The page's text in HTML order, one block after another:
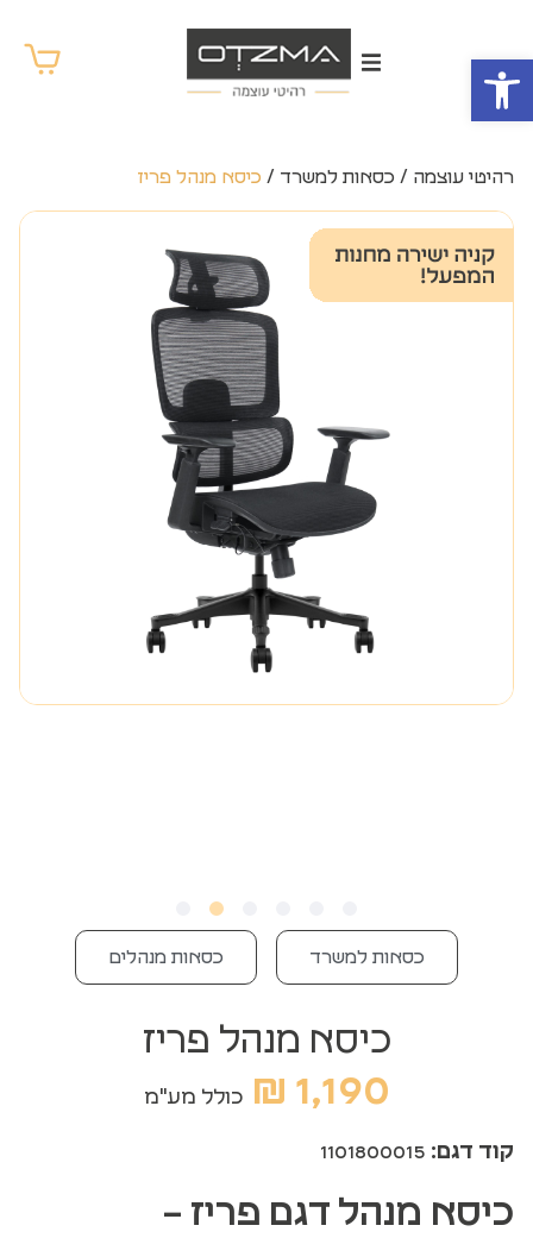
פתח סרגל נגישות
רהיטי עוצמה / כסאות למשרד / כיסא מנהל פריז
כסאות למשרד כסאות מנהלים
כיסא מנהל פריז
1,190
₪ כולל מע"מ
קוד דגם:
כיסא מנהל דגם פריז –